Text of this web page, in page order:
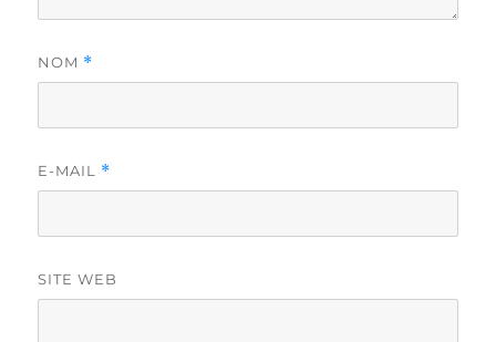
NOM *
E-MAIL *
SITE WEB